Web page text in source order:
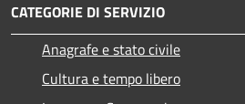
CATEGORIE DI SERVIZIO
Anagrafe e stato civile
Cultura e tempo libero